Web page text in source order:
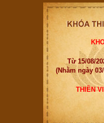
Từ 15/08/
(Nhằm ngày
THIỀN